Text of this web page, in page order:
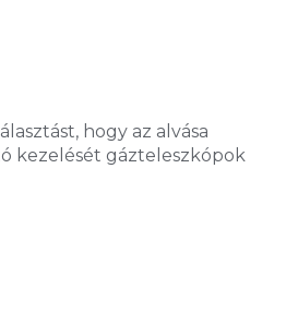
hogy az alvása
kezelését gázteleszkópok